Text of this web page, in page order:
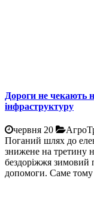
Дороги не чекають
інфраструктуру
червня 20
Поганий шлях до
знижене на третину
бездоріжжя зимовий
допомоги. Саме